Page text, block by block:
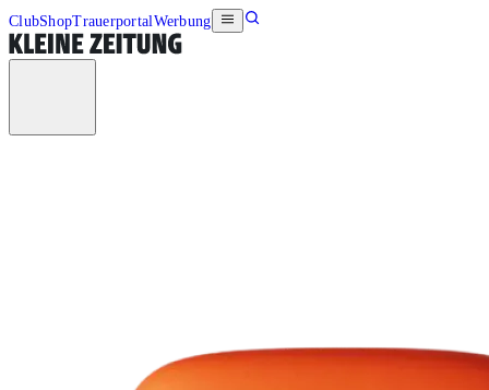
ClubShopTrauerportalWerbung